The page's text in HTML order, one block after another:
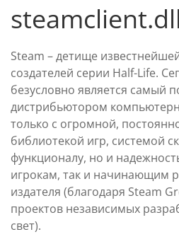
steamclient.dll
Steam – детище
создателей серии Half-Life.
безусловно является самый
дистрибьютором
только с огромной,
библиотекой игр, системой
функционалу, но и
игрокам, так и начинающим
издателя (благодаря Steam
проектов независимых
свет).